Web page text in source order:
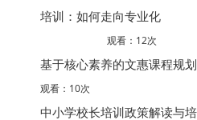
培训：如何走向专业化
观看：12次
基于核心素养的文惠课程规划
观看：10次